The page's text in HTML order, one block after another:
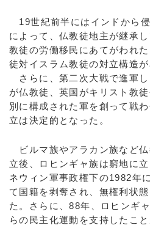
19世紀前半にはインドから
によって、仏教徒地主が継承
教徒の労働移民にあてがわれ
徒対イスラム教徒の対立構造が
さらに、第二次大戦で進軍
が仏教徒、英国がキリスト教
別に構成された軍を創って戦
立は決定的となった。
ビルマ族やアラカン族など
立後、ロヒンギャ族は窮地に
ネウィン軍事政権下の1982年
て国籍を剥奪され、無権利状
た。さらに、88年、ロヒンギ
らの民主化運動を支持したこ